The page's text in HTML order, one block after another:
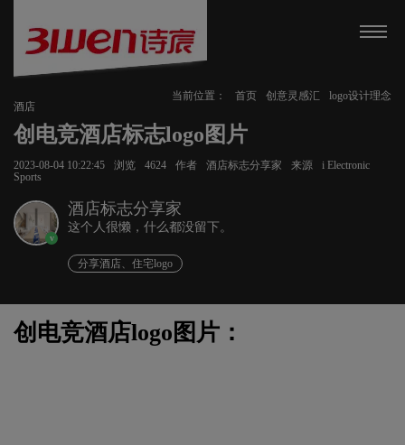
当前位置： 首页 创意灵感汇
logo设计理念
酒店
创电竞酒店标志logo图片
2023-08-04 10:22:45 浏览 4624 作者 酒店标志分享家 来源
i Electronic
Sports
v
酒店标志分享家
这个人很懒，什么都没留下。
分享酒店、住宅logo
创电竞酒店logo图片：